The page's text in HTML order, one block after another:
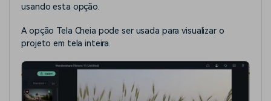
usando esta opção.
A opção Tela Cheia pode ser usada para visualizar o
projeto em tela inteira.